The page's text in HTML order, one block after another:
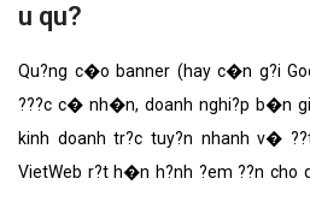
u qu?
Qu?ng c�o banner (hay c�n g?i
???c c� nh�n, doanh nghi?p b�n
kinh doanh tr?c tuy?n nhanh v�
VietWeb r?t h�n h?nh ?em ??n cho